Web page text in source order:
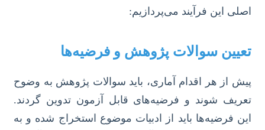
اصلی این فرآیند می‌پردازیم:
تعیین سوالات پژوهش و فرضیه‌ها
پیش از هر اقدام آماری، باید سوالات پژوهش به وضوح
تعریف شوند و فرضیه‌های قابل آزمون تدوین گردند.
این فرضیه‌ها باید از ادبیات موضوع استخراج شده و به